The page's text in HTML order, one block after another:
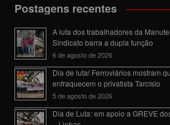
Postagens recentes
A luta dos trabalhadores da
Sindicato barra a dupla função
6 de agosto de 2026
Dia de luta! Ferroviários mostram
enfraquecem o privatista Tarcísio
5 de agosto de 2026
Dia de Luta: em apoio a GREVE